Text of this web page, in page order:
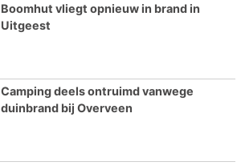
Boomhut vliegt opnieuw in brand in
Uitgeest
Camping deels ontruimd vanwege
duinbrand bij Overveen